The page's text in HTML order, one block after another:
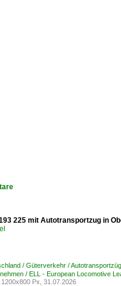
225 mit Autotransportzug in
/ Güterverkehr /
/ ELL - European Locomotive
1200x800 Px, 31.07.2026